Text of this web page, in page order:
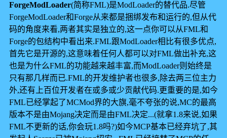
ForgeModLoader(简称FML)是ModLoader的替代品.尽管
ForgeModLoader和Forge从来都是捆绑发布和运行的,但从代
码的角度来看,两者其实是独立的,这一点你可以从FML和
Forge的包结构中看出来.FML跟ModLoader相比有很多优点,
首先它是开源的,这意味着任何人都可以对FML做出补充,这
也是为什么FML的功能越来越丰富,而ModLoader则始终是
只有那几样而已.FML的开发维护者也很多,除去两三位主力
外,还有上百位开发者在或多或少贡献代码.更重要的是,如今
FML已经掌起了MCMod界的大旗,毫不夸张的说,MC的最高
版本不是由Mojang决定而是由FML决定...(就拿1.8来说,如果
FML不更新的话,你会玩1.8吗?)如今MCP基本已经弃坑了,其